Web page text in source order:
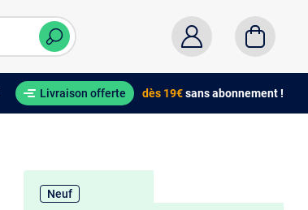
Livraison offerte dès 19€sans abonnement !
Neuf